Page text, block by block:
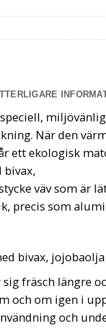
speciell,
När den
ett ekologisk
bivax,
väv som är
precis som
bivax,
fräsch längre
och om igen i
och